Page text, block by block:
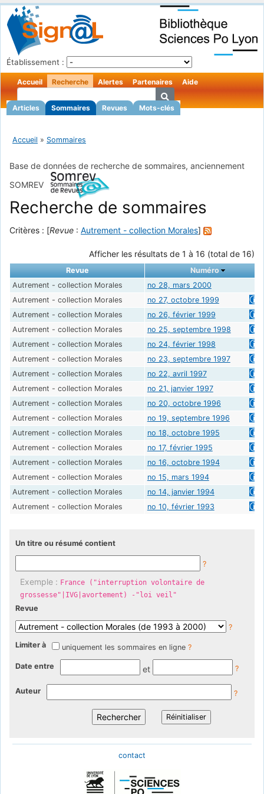
Établissement :
Accueil Recherche
Articles Sommaires Revues Mots-clés
Alertes Partenaires Aide
Accueil » Sommaires
Base de données de recherche de sommaires, anciennement
SOMREV
Recherche de sommaires
Critères : [Revue : Autrement - collection Morales]
Afficher les résultats de 1 à 16 (total de 16)
Revue
Numéro
Autrement - collection Morales
no 28, mars 2000
Autrement - collection Morales
no 27, octobre 1999
Autrement - collection Morales
no 26, février 1999
Autrement - collection Morales
no 25, septembre 1998
Autrement - collection Morales
no 24, février 1998
Autrement - collection Morales
no 23, septembre 1997
Autrement - collection Morales
no 22, avril 1997
Autrement - collection Morales
no 21, janvier 1997
Autrement - collection Morales
no 20, octobre 1996
Autrement - collection Morales
no 19, septembre 1996
Autrement - collection Morales
no 18, octobre 1995
Autrement - collection Morales
no 17, février 1995
Autrement - collection Morales
no 16, octobre 1994
Autrement - collection Morales
no 15, mars 1994
Autrement - collection Morales
no 14, janvier 1994
Autrement - collection Morales
no 10, février 1993
Un titre ou résumé contient
?
Exemple : France ("interruption volontaire de
grossesse"|IVG|avortement) -"loi veil"
Revue
?
Limiter à
uniquement les sommaires en ligne ?
Date entre et ?
Auteur ?
contact